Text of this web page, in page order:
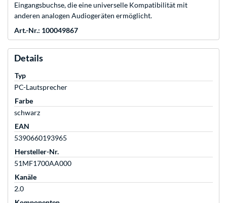
Eingangsbuchse, die eine universelle Kompatibilität mit
anderen analogen Audiogeräten ermöglicht.
Art.-Nr.: 100049867
Details
Typ
PC-Lautsprecher
Farbe
schwarz
EAN
5390660193965
Hersteller-Nr.
51MF1700AA000
Kanäle
2.0